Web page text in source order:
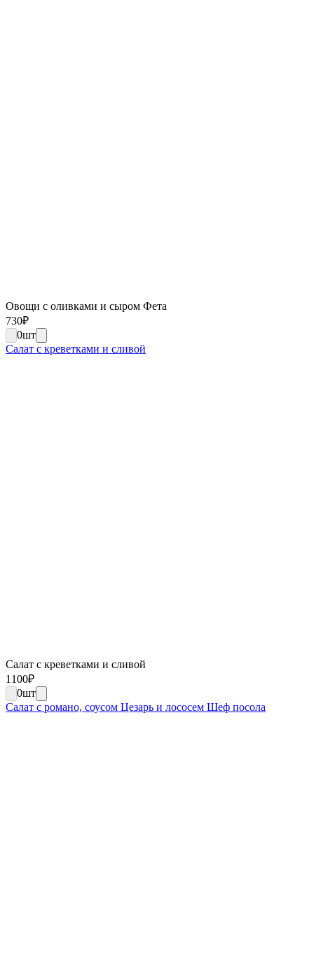
Овощи с оливками и сыром Фета
730₽
0шт
Салат с креветками и сливой
Салат с креветками и сливой
1100₽
0шт
Салат с романо, соусом Цезарь и лососем Шеф посола